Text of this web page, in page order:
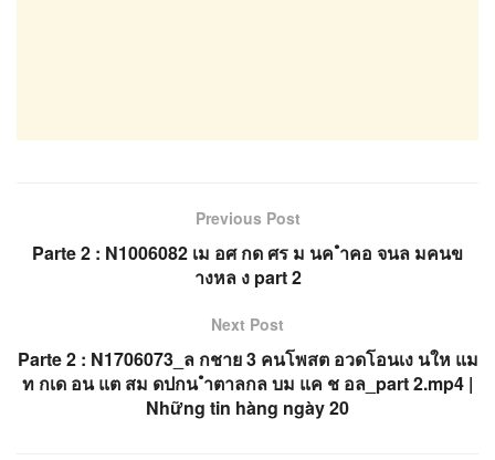
Previous Post
Parte 2 : N1006082 เม อศ กด ศร ม นค ำคอ จนล มคนข
างหล ง part 2
Next Post
Parte 2 : N1706073_ล กชาย 3 คนโพสต อวดโอนเง นให แม
ท กเด อน แต สม ดปกน ำตาลกล บม แค ช อล_part 2.mp4 |
Những tin hàng ngày 20